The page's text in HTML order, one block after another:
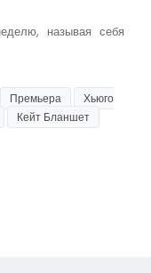
называя себя
Премьера
Хьюго
Кейт Бланшет